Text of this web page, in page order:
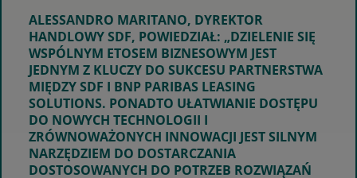
ALESSANDRO MARITANO, DYREKTOR
HANDLOWY SDF, POWIEDZIAŁ: „DZIELENIE SIĘ
WSPÓLNYM ETOSEM BIZNESOWYM JEST
JEDNYM Z KLUCZY DO SUKCESU PARTNERSTWA
MIĘDZY SDF I BNP PARIBAS LEASING
SOLUTIONS. PONADTO UŁATWIANIE DOSTĘPU
DO NOWYCH TECHNOLOGII I
ZRÓWNOWAŻONYCH INNOWACJI JEST SILNYM
NARZĘDZIEM DO DOSTARCZANIA
DOSTOSOWANYCH DO POTRZEB ROZWIĄZAŃ